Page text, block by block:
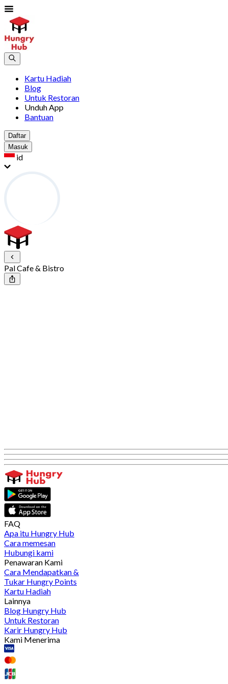
Kartu Hadiah
Blog
Untuk Restoran
Unduh App
Bantuan
Daftar
Masuk
id
Pal Cafe & Bistro
FAQ
Apa itu Hungry Hub
Cara memesan
Hubungi kami
Penawaran Kami
Cara Mendapatkan &
Tukar Hungry Points
Kartu Hadiah
Lainnya
Blog Hungry Hub
Untuk Restoran
Karir Hungry Hub
Kami Menerima